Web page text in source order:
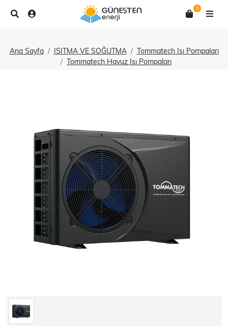
0
Ana Sayfa ISITMA VE SOĞUTMA
Tommatech Isı Pompaları
Tommatech Havuz Isı Pompaları